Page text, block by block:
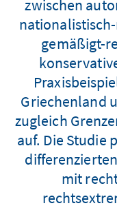
zwischen
gemäßigt-
Griechenland
zugleich
auf. Die Studie
mit